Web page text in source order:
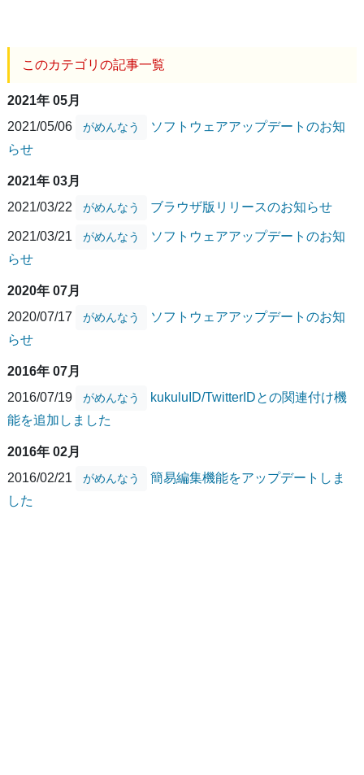
このカテゴリの記事一覧
2021年 05月
2021/05/06
がめんなう
ソフトウェアアップデートのお知
らせ
2021年 03月
2021/03/22
がめんなう ブラウザ版リリースのお知らせ
2021/03/21 がめんなう
ソフトウェアアップデートのお知
らせ
2020年 07月
2020/07/17
がめんなう
ソフトウェアアップデートのお知
らせ
2016年 07月
2016/07/19
がめんなう
kukuluID/TwitterIDとの関連付け機
能を追加しました
2016年 02月
2016/02/21
がめんなう
簡易編集機能をアップデートしま
した